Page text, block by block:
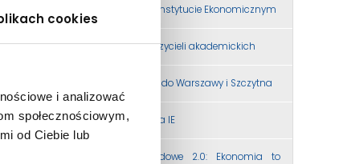
cookies
i analizować
społecznościowym,
od Ciebie lub
Terminy obron w Instytucie Ekonomicznym
Konsultacje nauczycieli akademickich
Relacja z wyjazdu do Warszawy i Szczytna
Wytyczne Dyrektora IE
Doradztwo zawodowe 2.0: Ekonomia to